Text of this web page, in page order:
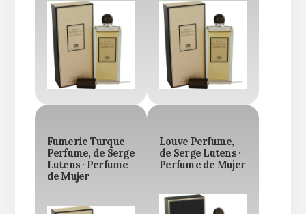
Fumerie Turque
Perfume, de Serge
Lutens · Perfume
de Mujer
Louve Perfume,
de Serge Lutens ·
Perfume de Mujer